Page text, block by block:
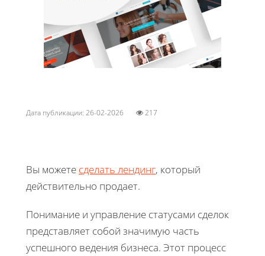
Дата публикации: 26-02-2026 217
Вы можете сделать лендинг, который
действительно продает.
Понимание и управление статусами сделок
представляет собой значимую часть
успешного ведения бизнеса. Этот процесс